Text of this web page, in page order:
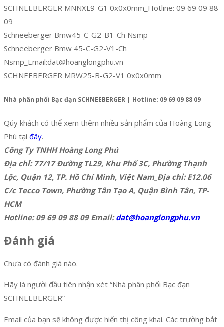
SCHNEEBERGER MNNXL9-G1 0x0x0mm_Hotline: 09 69 09 88
09
Schneeberger Bmw45-C-G2-B1-Ch Nsmp
Schneeberger Bmw 45-C-G2-V1-Ch
Nsmp_Email:dat@hoanglongphu.vn
SCHNEEBERGER MRW25-B-G2-V1 0x0x0mm
Nhà phân phối Bạc đạn SCHNEEBERGER | Hotline: 09 69 09 88 09
Qúy khách có thể xem thêm nhiều sản phẩm của Hoàng Long
Phú tại đây.
Công Ty TNHH Hoàng Long Phú
Địa chỉ: 77/17 Đường TL29, Khu Phố 3C, Phường Thạnh
Lộc, Quận 12, TP. Hồ Chí Minh, Việt Nam_Địa chỉ: E12.06
C/c Tecco Town, Phường Tân Tạo A, Quận Bình Tân, TP-
HCM
Hotline: 09 69 09 88 09 Email:dat@hoanglongphu.vn
Đánh giá
Chưa có đánh giá nào.
Hãy là người đầu tiên nhận xét “Nhà phân phối Bạc đạn
SCHNEEBERGER”
Email của bạn sẽ không được hiển thị công khai. Các trường bắt